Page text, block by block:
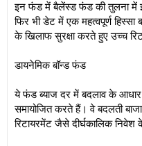
इन फंड में बैलेंस्ड फंड की तुलना में
फिर भी डेट में एक महत्वपूर्ण
के खिलाफ सुरक्षा करते हुए उच्च
डायनेमिक बॉन्ड फंड
ये फंड ब्याज दर में बदलाव के आधार
समायोजित करते हैं। वे बदलती
रिटायरमेंट जैसे दीर्घकालिक